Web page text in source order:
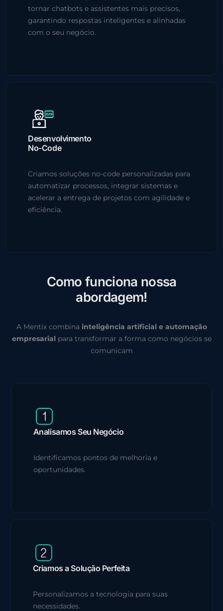
tornar chatbots e assistentes mais precisos,
garantindo respostas inteligentes e alinhadas
com o seu negócio.
Desenvolvimento
No-Code
Criamos soluções no-code personalizadas para
automatizar processos, integrar sistemas e
acelerar a entrega de projetos com agilidade e
eficiência.
Como funciona nossa
abordagem!
A Mentix combina inteligência artificial e automação
empresarial para transformar a forma como negócios se
comunicam
Analisamos Seu Negócio
Identificamos pontos de melhoria e
oportunidades.
Criamos a Solução Perfeita
Personalizamos a tecnologia para suas
necessidades.